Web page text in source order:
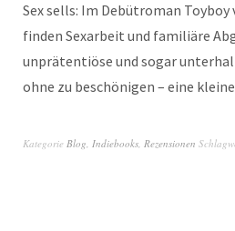
Sex sells: Im Debütroman Toyboy
finden Sexarbeit und familiäre
unprätentiöse und sogar
ohne zu beschönigen – eine
Kategorie Blog, Indiebooks, Rezensionen